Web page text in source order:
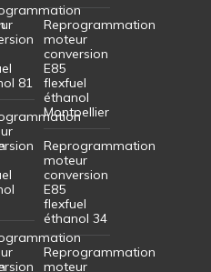
81
Reprogrammation
moteur
conversion
E85
flexfuel
éthanol
Montpellier
Reprogrammation
moteur
conversion
E85
flexfuel
éthanol 34
Reprogrammation
moteur